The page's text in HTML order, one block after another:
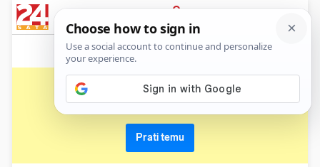
PRIJAVA
News
fotograf
Prati temu